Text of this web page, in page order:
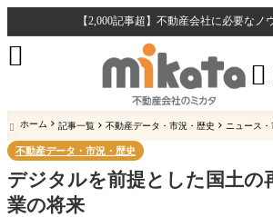
【2,000記事超】不動産会社に必要なノ


 ホーム 記事一覧 不動産データ・市況・歴史 ニュース
不動産データ・市況・歴史
デジタルを前提とした国土の
業の将来